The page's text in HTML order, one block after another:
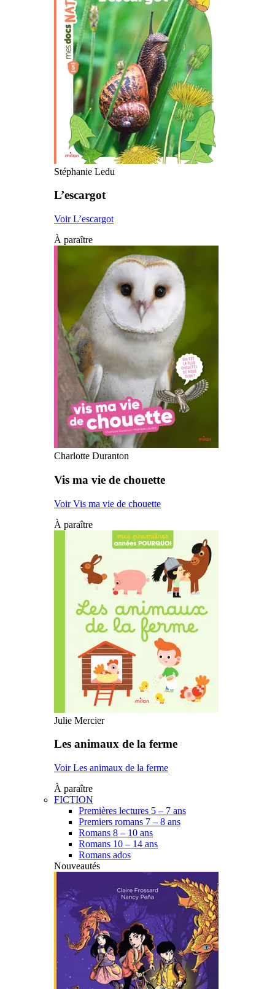
Stéphanie Ledu
L’escargot
Voir L’escargot
À paraître
Charlotte Duranton
Vis ma vie de chouette
Voir Vis ma vie de chouette
À paraître
Julie Mercier
Les animaux de la ferme
Voir Les animaux de la ferme
À paraître
FICTION
Premières lectures 5 – 7 ans
Premiers romans 7 – 8 ans
Romans 8 – 10 ans
Romans 10 – 14 ans
Romans ados
Nouveautés